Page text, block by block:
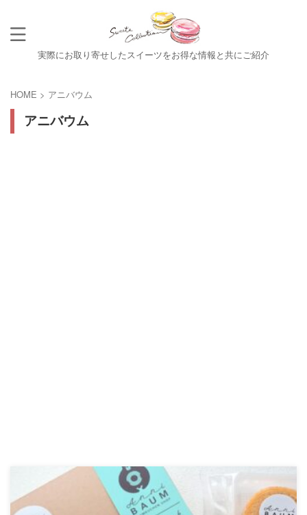
実際にお取り寄せしたスイーツをお得な情報と共にご紹介
HOME > アニバウム
アニバウム